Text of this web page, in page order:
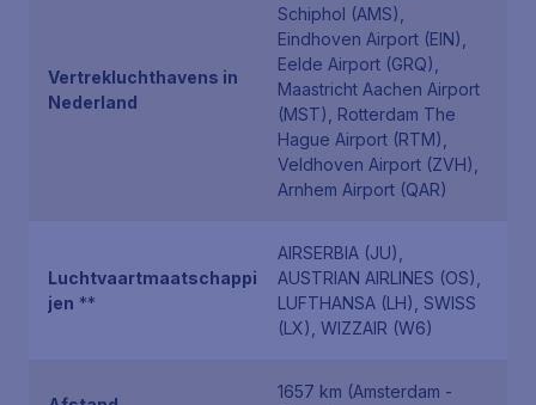
Vertrekluchthavens in
Nederland
Schiphol (AMS),
Eindhoven Airport (EIN),
Eelde Airport (GRQ),
Maastricht Aachen Airport
(MST), Rotterdam The
Hague Airport (RTM),
Veldhoven Airport (ZVH),
Arnhem Airport (QAR)
Luchtvaartmaatschappi
jen **
AIRSERBIA (JU),
AUSTRIAN AIRLINES (OS),
LUFTHANSA (LH), SWISS
(LX), WIZZAIR (W6)
1657 km (Amsterdam -